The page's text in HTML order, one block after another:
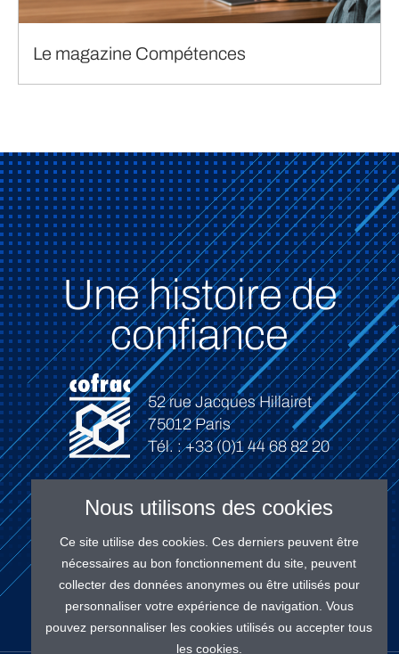
Le magazine Compétences
Une histoire de
confiance
52 rue Jacques Hillairet
75012 Paris
Tél. : +33 (0)1 44 68 82 20
Connexion
Nous utilisons des cookies
Ce site utilise des cookies. Ces derniers peuvent être
nécessaires au bon fonctionnement du site, peuvent
collecter des données anonymes ou être utilisés pour
personnaliser votre expérience de navigation. Vous
pouvez personnaliser les cookies utilisés ou accepter tous
les cookies.